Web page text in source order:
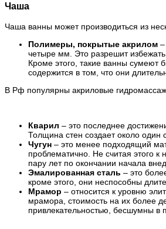
Чаша
Чаша ванны может производиться из
Полимеры, покрытые акрилом
четыре мм. Это разрешит
Кроме этого, такие ванны сумеют
содержится в том, что они
В Рф популярны акриловые
Кварил – это последнее
Толщина стен создает около один
Чугун – это менее подходящий
проблематично. Не считая этого
пару лет по окончании начала
Эмалированная сталь – это
кроме этого, они неспособны
Мрамор – относится к уровню
мрамора, стоимость на их более
привлекательностью, бесшумны в